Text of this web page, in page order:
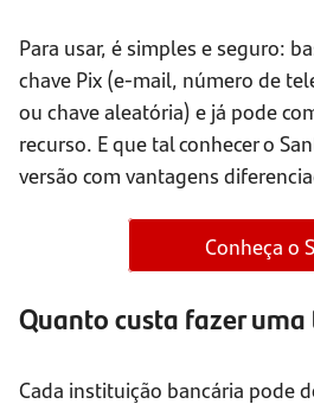
Para usar, é simples e seguro:
chave Pix (e-mail, número de
ou chave aleatória) e já pode
recurso. E que tal conhecer o
versão com vantagens
Conheça o
Quanto custa fazer uma
Cada instituição bancária pode